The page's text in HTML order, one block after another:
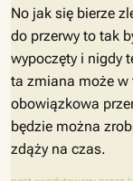
No jak się bierze
do przerwy to tak
wypoczęty i nigdy
ta zmiana może w
obowiązkowa
będzie można
zdąży na czas.